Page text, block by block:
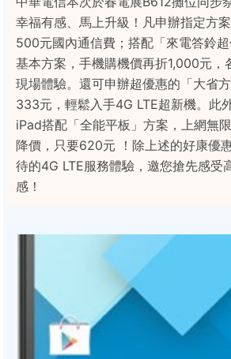
幸福有感、馬上升級！凡申辦指定方
500元國內通信費；搭配「來電答鈴
基本方案，手機購機價再折1,000元，
現場體驗。還可申辦超優惠的「大省
333元，輕鬆入手4G LTE超新機。此
iPad搭配「全能平板」方案，上網無
降價，只要620元 ！除上述的好康優
待的4G LTE服務體驗，邀您搶先感受
感！